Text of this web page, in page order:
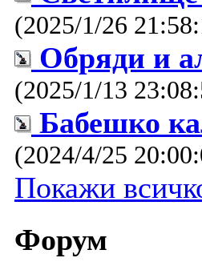
(2025/1/26
Обряди и
(2025/1/13
Бабешко
(2024/4/25
Покажи
Форум